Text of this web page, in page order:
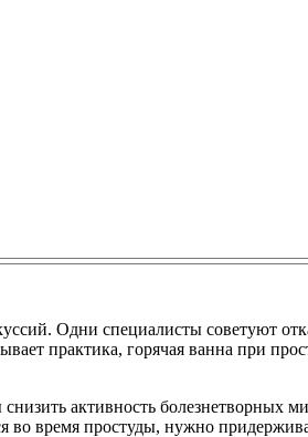
Одни специалисты советуют
практика, горячая ванна при
активность
время простуды, нужно